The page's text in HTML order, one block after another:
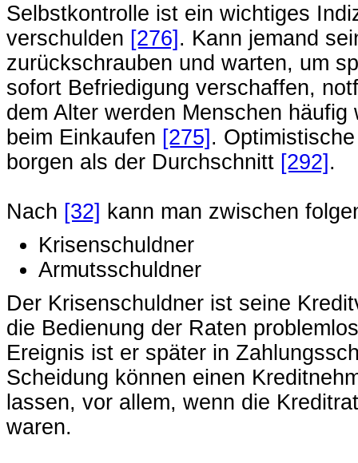
Selbstkontrolle ist ein wichtiges
verschulden [276] . Kann jemand
zurückschrauben und warten, um
sofort Befriedigung verschaffen,
dem Alter werden Menschen
beim Einkaufen [275] .
borgen als der Durchschnitt [292] .
Nach [32] kann man zwischen
Krisenschuldner
Armutsschuldner
Der Krisenschuldner ist seine
die Bedienung der Raten
Ereignis ist er später in
Scheidung können einen
lassen, vor allem, wenn die
waren.